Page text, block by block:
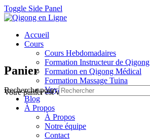
Toggle Side Panel
Accueil
Cours
Cours Hebdomadaires
Formation Instructeur de Qigong
Formation en Qigong Médical
Formation Massage Tuina
Voyage en Chine
Blog
À Propos
À Propos
Notre équipe
Contact
Panier
Votre panier est vide.
Recherche pour: